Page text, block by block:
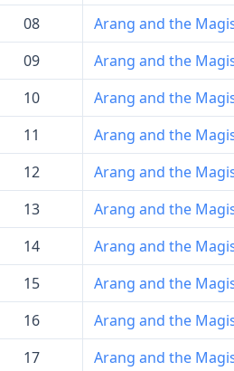
08
Arang and the
09
Arang and the
10
Arang and the
11
Arang and the
12
Arang and the
13
Arang and the
14
Arang and the
15
Arang and the
16
Arang and the
17
Arang and the